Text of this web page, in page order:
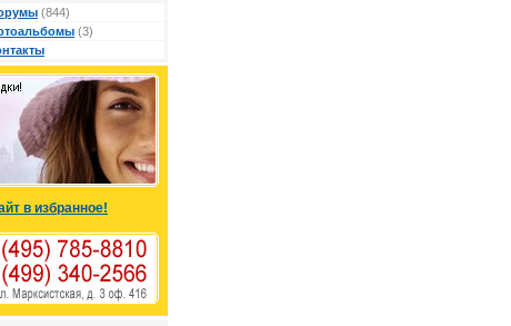
(844)
(3)
в избранное!